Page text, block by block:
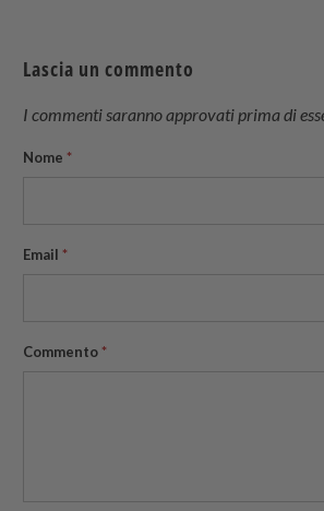
Lascia un commento
I commenti saranno approvati prima di
Nome *
Email *
Commento *